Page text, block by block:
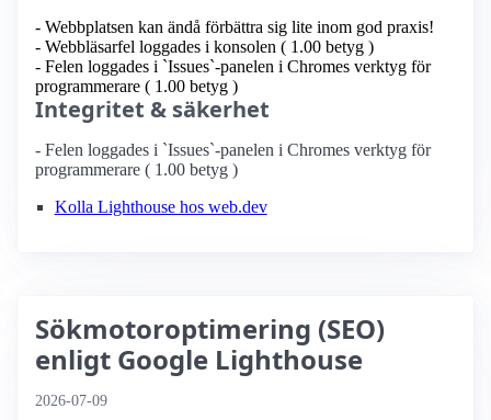
- Webbplatsen kan ändå förbättra sig lite inom god praxis!
- Webbläsarfel loggades i konsolen ( 1.00 betyg )
- Felen loggades i `Issues`-panelen i Chromes verktyg för
programmerare ( 1.00 betyg )
Integritet & säkerhet
- Felen loggades i `Issues`-panelen i Chromes verktyg för
programmerare ( 1.00 betyg )
Kolla Lighthouse hos web.dev
Sökmotoroptimering (SEO)
enligt Google Lighthouse
2026-07-09